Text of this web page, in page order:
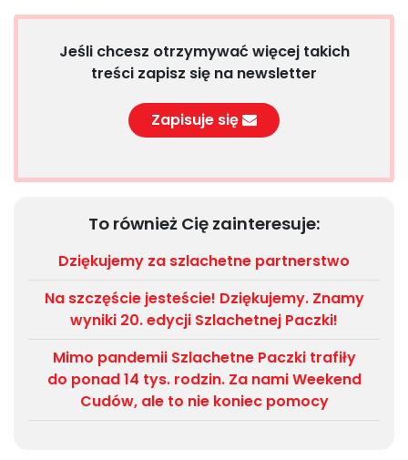
Jeśli chcesz otrzymywać więcej takich
treści zapisz się na newsletter
Zapisuje się
To również Cię zainteresuje:
Dziękujemy za szlachetne partnerstwo
Na szczęście jesteście! Dziękujemy. Znamy
wyniki 20. edycji Szlachetnej Paczki!
Mimo pandemii Szlachetne Paczki trafiły
do ponad 14 tys. rodzin. Za nami Weekend
Cudów, ale to nie koniec pomocy